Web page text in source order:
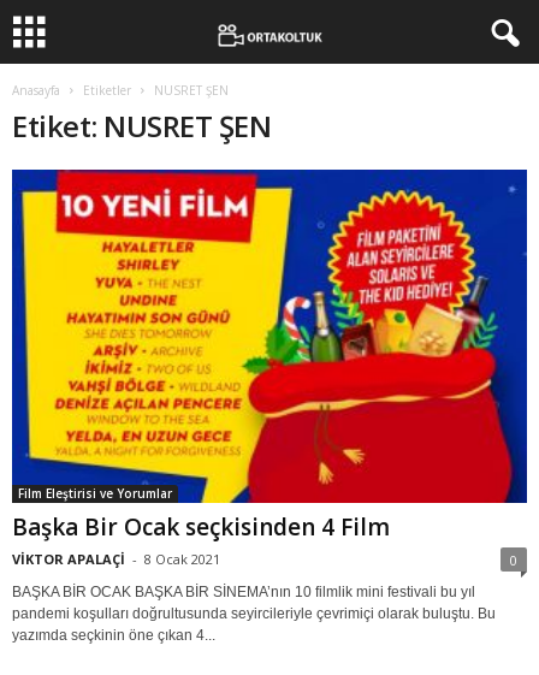
Anasayfa Etiketler NUSRET ŞEN
Etiket: NUSRET ŞEN
Film Eleştirisi ve Yorumlar
Başka Bir Ocak seçkisinden 4 Film
VİKTOR APALAÇİ - 8 Ocak 2021 0
BAŞKA BİR OCAK BAŞKA BİR SİNEMA’nın 10 filmlik mini festivali bu yıl
pandemi koşulları doğrultusunda seyircileriyle çevrimiçi olarak buluştu. Bu
yazımda seçkinin öne çıkan 4...